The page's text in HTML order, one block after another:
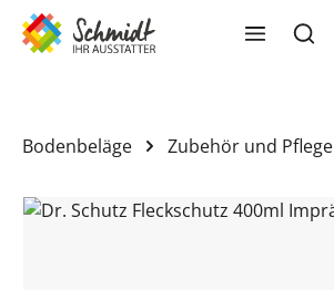
springen
Bodenbeläge Zubehör und Pflege
Bildergalerie überspringen